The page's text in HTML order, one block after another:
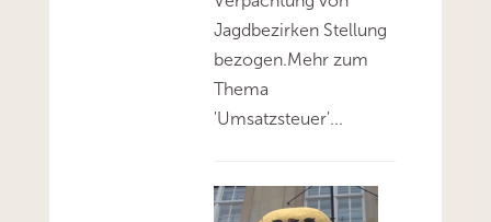
Jagdbezirken Stellung
bezogen.Mehr zum
Thema
'Umsatzsteuer'...